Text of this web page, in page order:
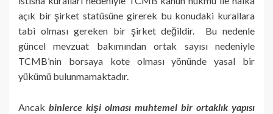
açık bir şirket statüsüne girerek bu konudaki kurallara
tabi olması gereken bir şirket değildir. Bu nedenle
güncel mevzuat bakımından ortak sayısı nedeniyle
TCMB’nin borsaya kote olması yönünde yasal bir
yükümü bulunmamaktadır.
Ancak binlerce kişi olması muhtemel bir ortaklık yapısı